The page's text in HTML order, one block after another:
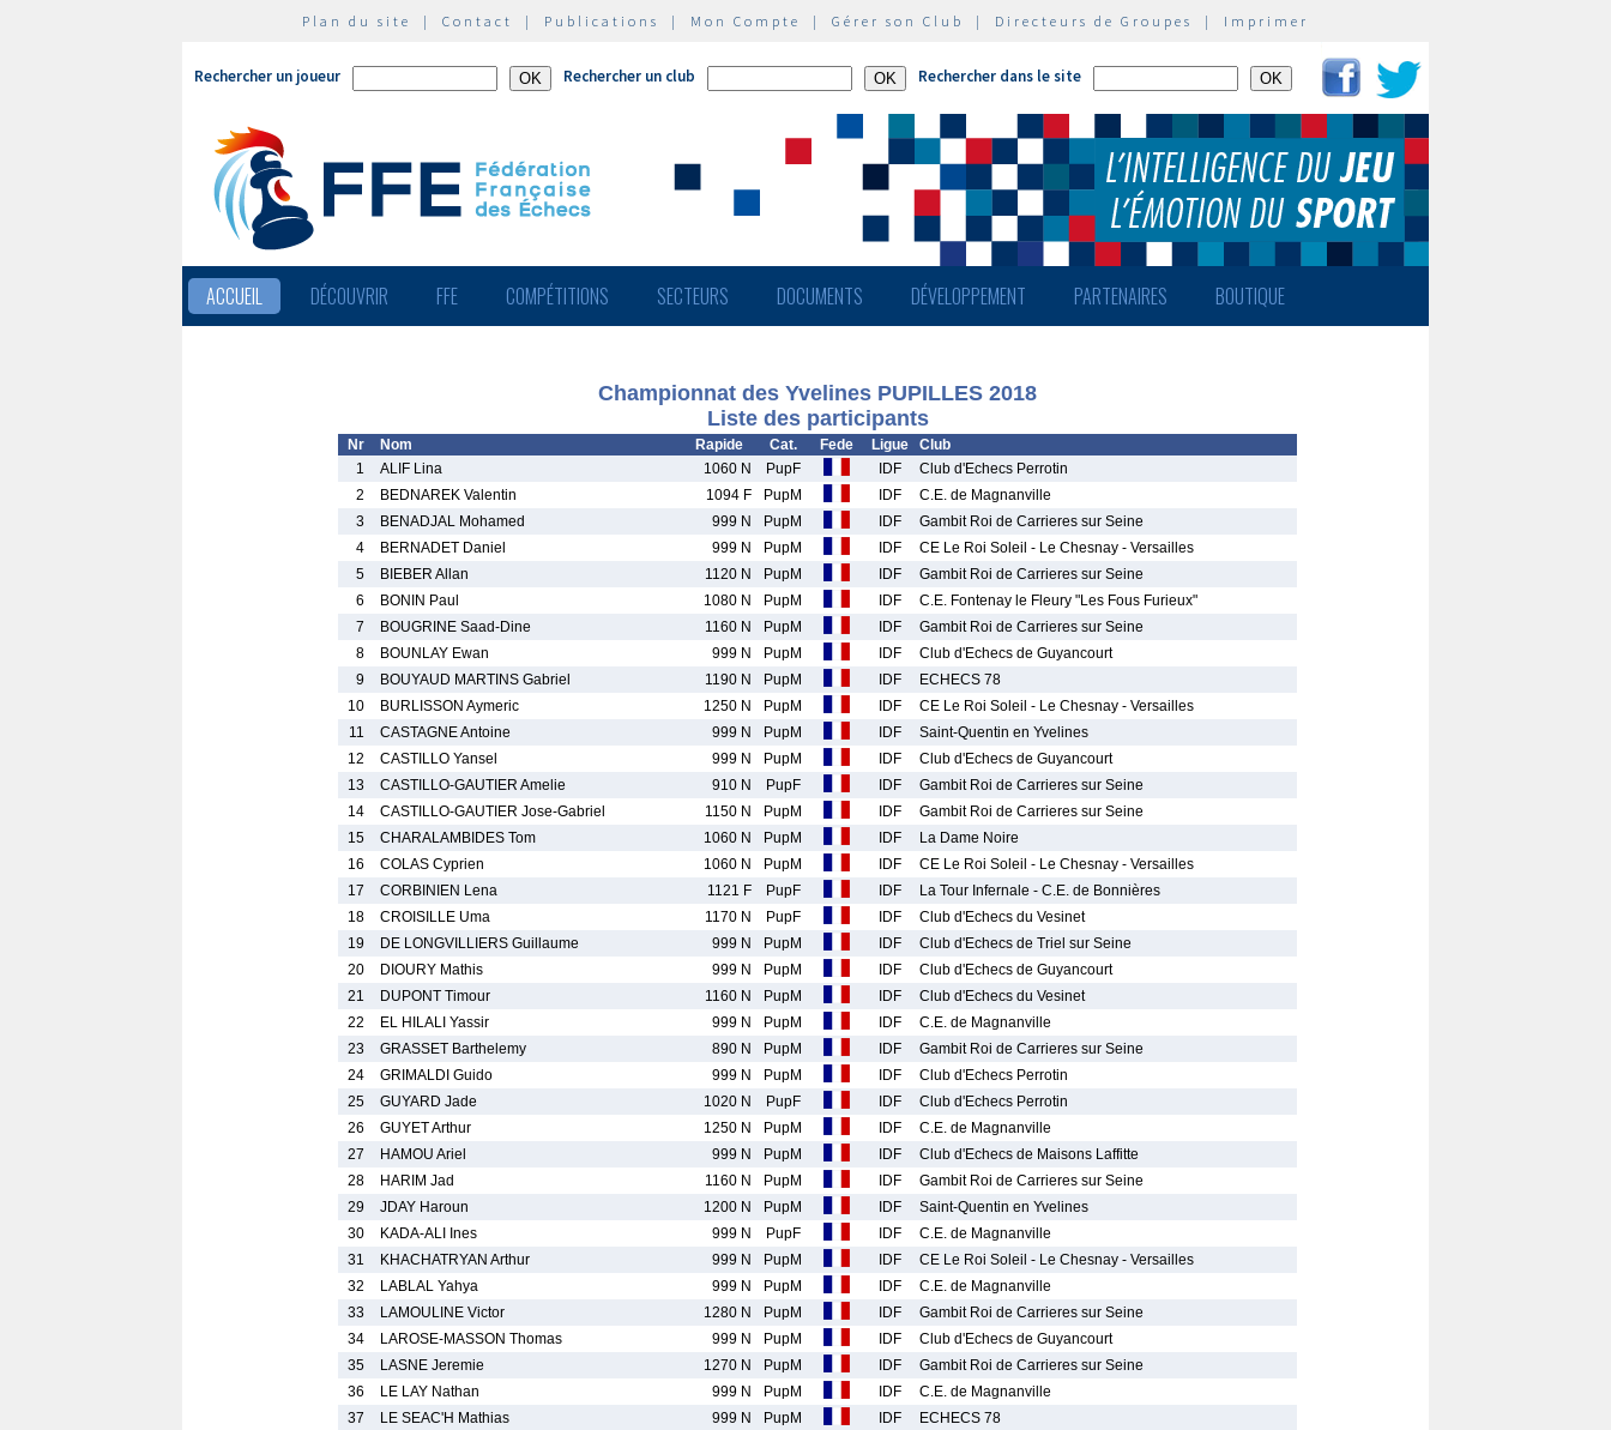
Plan du site | Contact | Publications | Mon Compte | Gérer son Club | Directeurs de Groupes | Imprimer
Rechercher un joueur Rechercher un club Rechercher dans le site
ACCUEIL DÉCOUVRIR FFE COMPÉTITIONS SECTEURS DOCUMENTS DÉVELOPPEMENT PARTENAIRES BOUTIQUE
Championnat des Yvelines PUPILLES 2018
Liste des participants
Nr Nom Rapide Cat. Fede Ligue
Club
1
ALIF Lina 1060 N PupF IDF
Club d'Echecs Perrotin
2
BEDNAREK Valentin 1094 F PupM IDF
C.E. de Magnanville
3
BENADJAL Mohamed 999 N PupM IDF
Gambit Roi de Carrieres sur Seine
4
BERNADET Daniel 999 N PupM IDF
CE Le Roi Soleil - Le Chesnay - Versailles
5
BIEBER Allan 1120 N PupM IDF
Gambit Roi de Carrieres sur Seine
6
BONIN Paul 1080 N PupM IDF
C.E. Fontenay le Fleury "Les Fous Furieux"
7
BOUGRINE Saad-Dine 1160 N PupM IDF
Gambit Roi de Carrieres sur Seine
8
BOUNLAY Ewan 999 N PupM IDF
Club d'Echecs de Guyancourt
9
BOUYAUD MARTINS Gabriel 1190 N PupM IDF
ECHECS 78
10
BURLISSON Aymeric 1250 N PupM IDF
CE Le Roi Soleil - Le Chesnay - Versailles
11
CASTAGNE Antoine 999 N PupM IDF
Saint-Quentin en Yvelines
12
CASTILLO Yansel 999 N PupM IDF
Club d'Echecs de Guyancourt
13
CASTILLO-GAUTIER Amelie 910 N PupF IDF
Gambit Roi de Carrieres sur Seine
14
CASTILLO-GAUTIER Jose-Gabriel 1150 N PupM IDF
Gambit Roi de Carrieres sur Seine
15
CHARALAMBIDES Tom 1060 N PupM IDF
La Dame Noire
16
COLAS Cyprien 1060 N PupM IDF
CE Le Roi Soleil - Le Chesnay - Versailles
17
CORBINIEN Lena 1121 F PupF IDF
La Tour Infernale - C.E. de Bonnières
18
CROISILLE Uma 1170 N PupF IDF
Club d'Echecs du Vesinet
19
DE LONGVILLIERS Guillaume 999 N PupM IDF
Club d'Echecs de Triel sur Seine
20
DIOURY Mathis 999 N PupM IDF
Club d'Echecs de Guyancourt
21
DUPONT Timour 1160 N PupM IDF
Club d'Echecs du Vesinet
22
EL HILALI Yassir 999 N PupM IDF
C.E. de Magnanville
23
GRASSET Barthelemy 890 N PupM IDF
Gambit Roi de Carrieres sur Seine
24
GRIMALDI Guido 999 N PupM IDF
Club d'Echecs Perrotin
25
GUYARD Jade 1020 N PupF IDF
Club d'Echecs Perrotin
26
GUYET Arthur 1250 N PupM IDF
C.E. de Magnanville
27
HAMOU Ariel 999 N PupM IDF
Club d'Echecs de Maisons Laffitte
28
HARIM Jad 1160 N PupM IDF
Gambit Roi de Carrieres sur Seine
29
JDAY Haroun 1200 N PupM IDF
Saint-Quentin en Yvelines
30
KADA-ALI Ines 999 N PupF IDF
C.E. de Magnanville
31
KHACHATRYAN Arthur 999 N PupM IDF
CE Le Roi Soleil - Le Chesnay - Versailles
32
LABLAL Yahya 999 N PupM IDF
C.E. de Magnanville
33
LAMOULINE Victor 1280 N PupM IDF
Gambit Roi de Carrieres sur Seine
34
LAROSE-MASSON Thomas 999 N PupM IDF
Club d'Echecs de Guyancourt
35
LASNE Jeremie 1270 N PupM IDF
Gambit Roi de Carrieres sur Seine
36
LE LAY Nathan 999 N PupM IDF
C.E. de Magnanville
37
LE SEAC'H Mathias 999 N PupM IDF
ECHECS 78